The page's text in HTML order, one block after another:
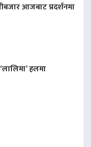
आजबाट प्रदर्शनमा
हलमा